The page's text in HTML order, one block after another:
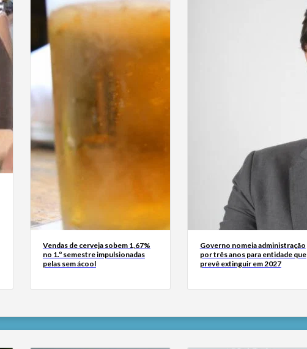
Vendas de cerveja sobem 1,67%
no 1.º semestre impulsionadas
pelas sem ácool
Governo nomeia administração
por três anos para entidade que
prevê extinguir em 2027